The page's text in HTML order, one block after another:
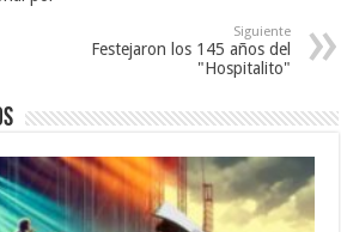
Siguiente
Festejaron los 145 años del
"Hospitalito"